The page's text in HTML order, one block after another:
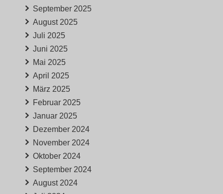
September 2025
August 2025
Juli 2025
Juni 2025
Mai 2025
April 2025
März 2025
Februar 2025
Januar 2025
Dezember 2024
November 2024
Oktober 2024
September 2024
August 2024